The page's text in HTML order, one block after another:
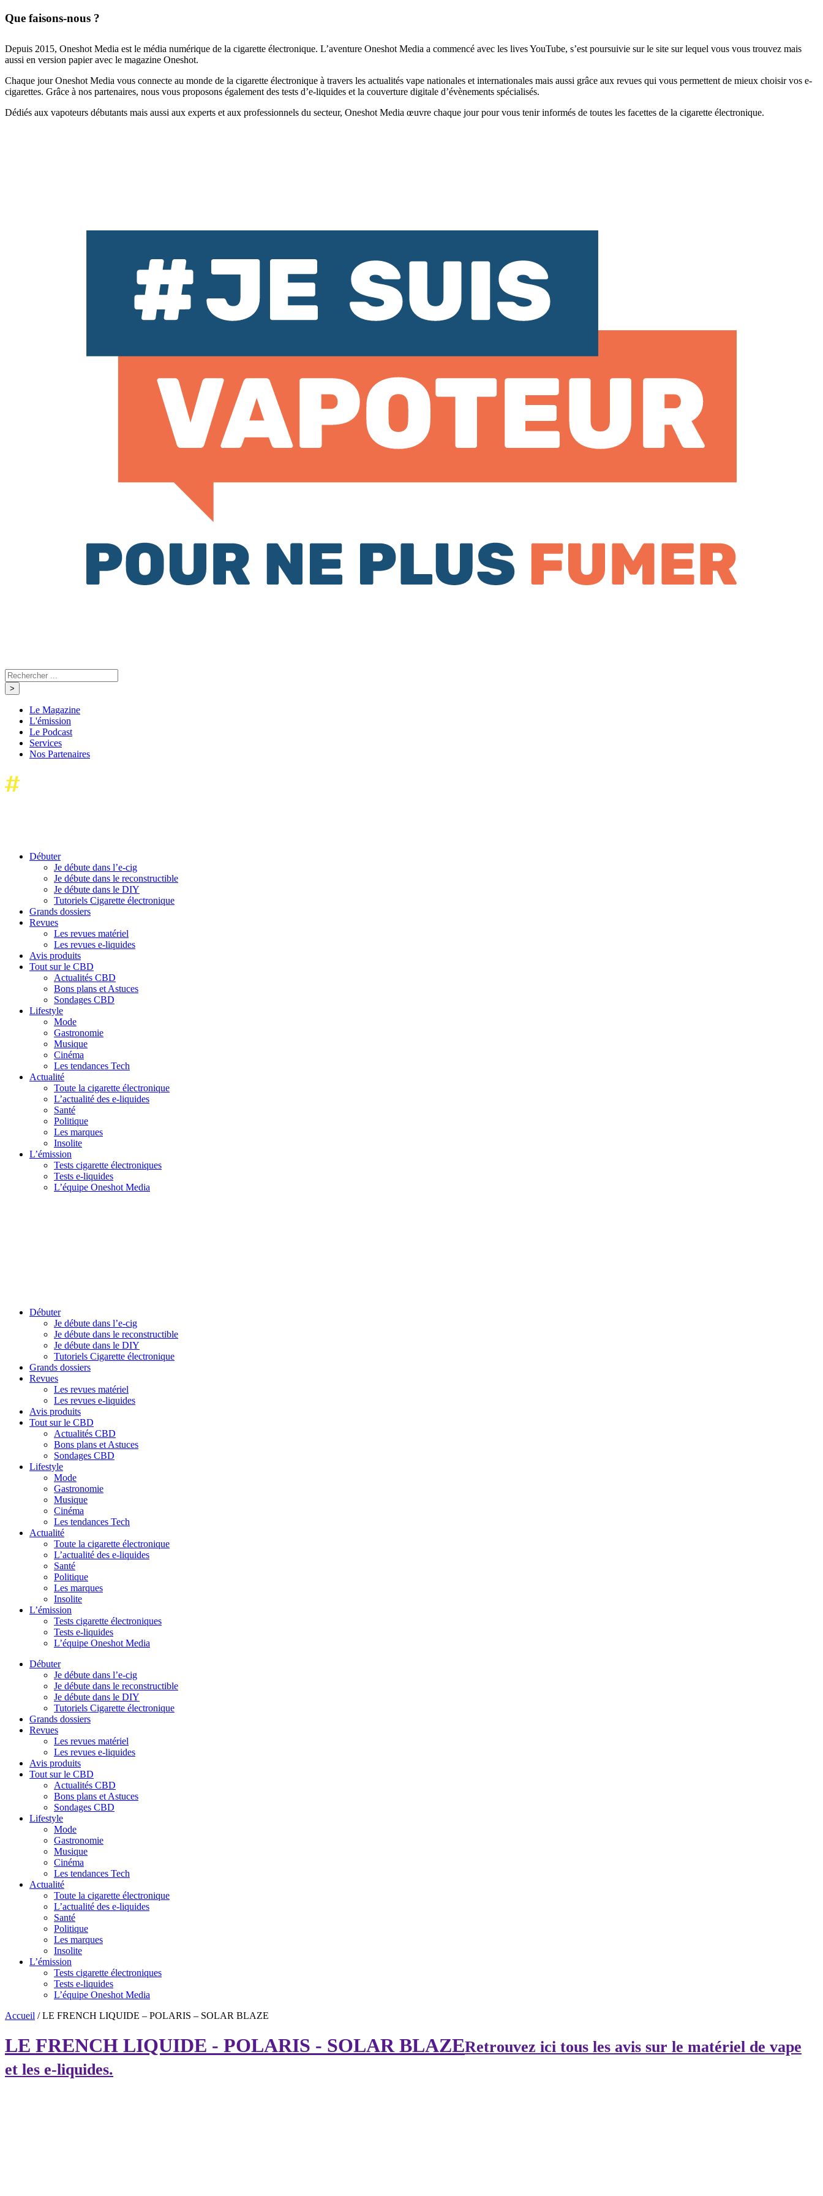
Que faisons-nous ?
Depuis 2015, Oneshot Media est le média numérique de la cigarette électronique. L’aventure Oneshot Media a commencé avec les lives YouTube, s’est poursuivie sur le site sur lequel vous vous trouvez mais
aussi en version papier avec le magazine Oneshot.
Chaque jour Oneshot Media vous connecte au monde de la cigarette électronique à travers les actualités vape nationales et internationales mais aussi grâce aux revues qui vous permettent de mieux choisir vos e-
cigarettes. Grâce à nos partenaires, nous vous proposons également des tests d’e-liquides et la couverture digitale d’évènements spécialisés.
Dédiés aux vapoteurs débutants mais aussi aux experts et aux professionnels du secteur, Oneshot Media œuvre chaque jour pour vous tenir informés de toutes les facettes de la cigarette électronique.
Le Magazine
L'émission
Le Podcast
Services
Nos Partenaires
Débuter
Je débute dans l’e-cig
Je débute dans le reconstructible
Je débute dans le DIY
Tutoriels Cigarette électronique
Grands dossiers
Revues
Les revues matériel
Les revues e-liquides
Avis produits
Tout sur le CBD
Actualités CBD
Bons plans et Astuces
Sondages CBD
Lifestyle
Mode
Gastronomie
Musique
Cinéma
Les tendances Tech
Actualité
Toute la cigarette électronique
L’actualité des e-liquides
Santé
Politique
Les marques
Insolite
L’émission
Tests cigarette électroniques
Tests e-liquides
L’équipe Oneshot Media
Débuter
Je débute dans l’e-cig
Je débute dans le reconstructible
Je débute dans le DIY
Tutoriels Cigarette électronique
Grands dossiers
Revues
Les revues matériel
Les revues e-liquides
Avis produits
Tout sur le CBD
Actualités CBD
Bons plans et Astuces
Sondages CBD
Lifestyle
Mode
Gastronomie
Musique
Cinéma
Les tendances Tech
Actualité
Toute la cigarette électronique
L’actualité des e-liquides
Santé
Politique
Les marques
Insolite
L’émission
Tests cigarette électroniques
Tests e-liquides
L’équipe Oneshot Media
Débuter
Je débute dans l’e-cig
Je débute dans le reconstructible
Je débute dans le DIY
Tutoriels Cigarette électronique
Grands dossiers
Revues
Les revues matériel
Les revues e-liquides
Avis produits
Tout sur le CBD
Actualités CBD
Bons plans et Astuces
Sondages CBD
Lifestyle
Mode
Gastronomie
Musique
Cinéma
Les tendances Tech
Actualité
Toute la cigarette électronique
L’actualité des e-liquides
Santé
Politique
Les marques
Insolite
L’émission
Tests cigarette électroniques
Tests e-liquides
L’équipe Oneshot Media
Accueil /LE FRENCH LIQUIDE – POLARIS – SOLAR BLAZE
LE FRENCH LIQUIDE - POLARIS - SOLAR BLAZERetrouvez ici tous les avis sur le matériel de vape
et les e-liquides.